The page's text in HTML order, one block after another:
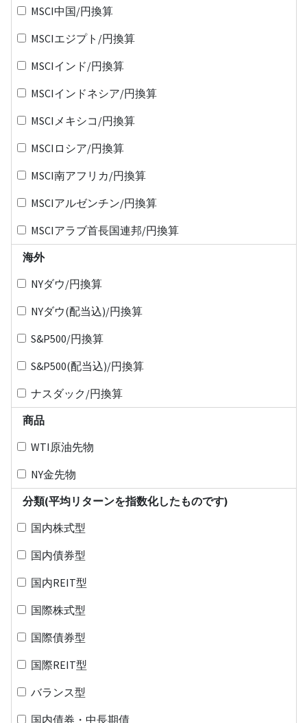
MSCI中国/円換算
MSCIエジプト/円換算
MSCIインド/円換算
MSCIインドネシア/円換算
MSCIメキシコ/円換算
MSCIロシア/円換算
MSCI南アフリカ/円換算
MSCIアルゼンチン/円換算
MSCIアラブ首長国連邦/円換算
海外
NYダウ/円換算
NYダウ(配当込)/円換算
S&P500/円換算
S&P500(配当込)/円換算
ナスダック/円換算
商品
WTI原油先物
NY金先物
分類(平均リターンを指数化したものです)
国内株式型
国内債券型
国内REIT型
国際株式型
国際債券型
国際REIT型
バランス型
国内債券・中長期債